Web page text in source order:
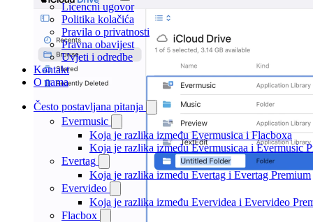
Licencni ugovor
Politika kolačića
Pravila o privatnosti
Pravna obavijest
Uvjeti i odredbe
Kontakt
O nama
Često postavljana pitanja
Evermusic
Koja je razlika između Evermusica i Flacboxa
Koja je razlika između Evermusicaa i Evermusic
Evertag
Koja je razlika između Evertag i Evertag Premium
Evervideo
Koja je razlika između Evervidea i Evervideo
Flacbox